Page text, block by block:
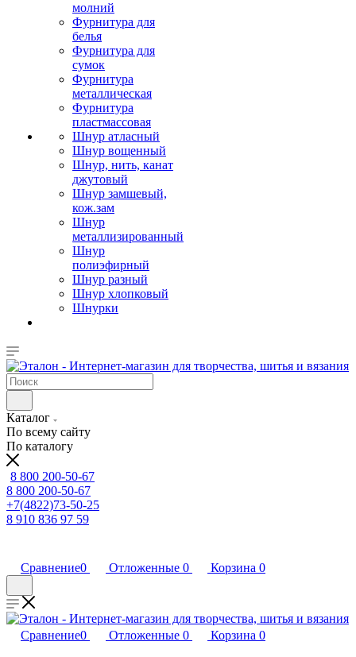
молний
Фурнитура для
белья
Фурнитура для
сумок
Фурнитура
металлическая
Фурнитура
пластмассовая
Шнур атласный
Шнур вощенный
Шнур, нить, канат
джутовый
Шнур замшевый,
кож.зам
Шнур
металлизированный
Шнур
полиэфирный
Шнур разный
Шнур хлопковый
Шнурки
Каталог
По всему сайту
По каталогу
8 800 200-50-67
8 800 200-50-67
+7(4822)73-50-25
8 910 836 97 59
Сравнение0 Отложенные 0 Корзина 0
Сравнение0 Отложенные 0 Корзина 0